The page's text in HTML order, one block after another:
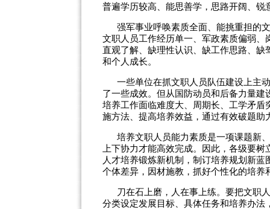
普遍学历较高、能思善学，思路开阔、
强军事业呼唤素质全面、能挑重担的
文职人员工作经历单一、军政素质偏弱
直观了解、缺理性认识、缺工作思路、
和个人成长。
一些单位在抓文职人员队伍建设上主
了一些成效。但从国防动员和后备力量
培养工作面临难度大、周期长、工学矛
施方法、提高培养效益，通过有效破题助
培养文职人员能力素质是一项课题新
上下协力才能高效完成。因此，各级要
人才培养锻炼新机制，制订培养规划新
个体差异，因材施教，抓好个性化的培养
刀在石上磨，人在事上练。要把文职
分类设定发展目标、具体任务和培养办法